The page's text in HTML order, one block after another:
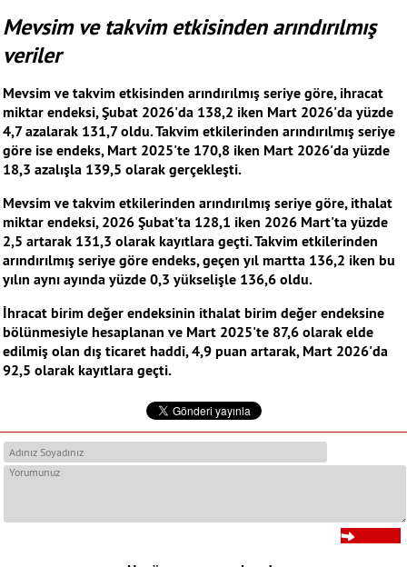
Mevsim ve takvim etkisinden arındırılmış
veriler
Mevsim ve takvim etkisinden arındırılmış seriye göre, ihracat
miktar endeksi, Şubat 2026'da 138,2 iken Mart 2026'da yüzde
4,7 azalarak 131,7 oldu. Takvim etkilerinden arındırılmış seriye
göre ise endeks, Mart 2025'te 170,8 iken Mart 2026'da yüzde
18,3 azalışla 139,5 olarak gerçekleşti.
Mevsim ve takvim etkilerinden arındırılmış seriye göre, ithalat
miktar endeksi, 2026 Şubat'ta 128,1 iken 2026 Mart'ta yüzde
2,5 artarak 131,3 olarak kayıtlara geçti. Takvim etkilerinden
arındırılmış seriye göre endeks, geçen yıl martta 136,2 iken bu
yılın aynı ayında yüzde 0,3 yükselişle 136,6 oldu.
İhracat birim değer endeksinin ithalat birim değer endeksine
bölünmesiyle hesaplanan ve Mart 2025'te 87,6 olarak elde
edilmiş olan dış ticaret haddi, 4,9 puan artarak, Mart 2026'da
92,5 olarak kayıtlara geçti.